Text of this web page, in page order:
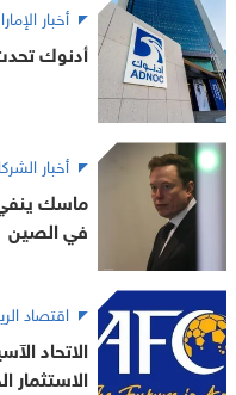
أخبار
أدنوك
أخبار
ماسك ينفي
في الصين
اقتصاد
الاتحاد
الاستثمار